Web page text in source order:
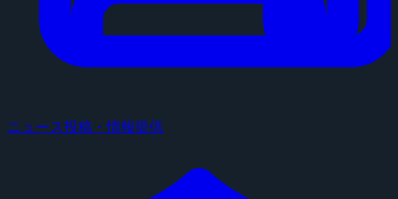
ニュース投稿・情報提供